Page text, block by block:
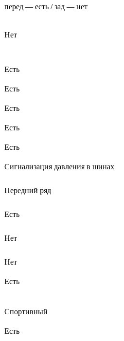
перед — есть / зад — нет
Нет
Есть
Есть
Есть
Есть
Есть
Сигнализация давления в шинах
Передний ряд
Есть
Нет
Нет
Есть
Спортивный
Есть